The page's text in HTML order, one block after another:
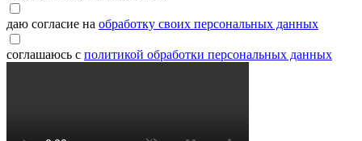
даю согласие на обработку своих персональных данных
соглашаюсь с политикой обработки персональных данных